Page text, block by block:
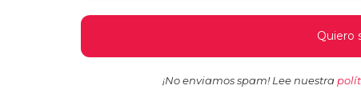
¡No enviamos spam! Lee nuestra